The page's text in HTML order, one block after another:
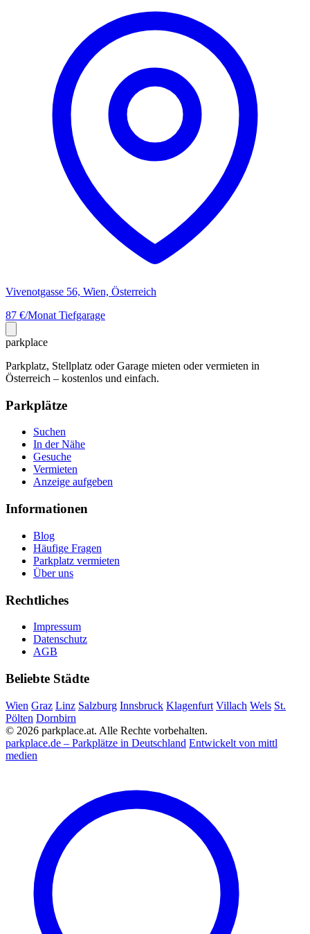
Vivenotgasse 56, Wien, Österreich
87 €/Monat Tiefgarage
parkplace
Parkplatz, Stellplatz oder Garage mieten oder vermieten in
Österreich – kostenlos und einfach.
Parkplätze
Suchen
In der Nähe
Gesuche
Vermieten
Anzeige aufgeben
Informationen
Blog
Häufige Fragen
Parkplatz vermieten
Über uns
Rechtliches
Impressum
Datenschutz
AGB
Beliebte Städte
Wien Graz Linz Salzburg Innsbruck Klagenfurt Villach Wels St.
Pölten Dornbirn
© 2026 parkplace.at. Alle Rechte vorbehalten.
parkplace.de – Parkplätze in Deutschland Entwickelt von mittl
medien